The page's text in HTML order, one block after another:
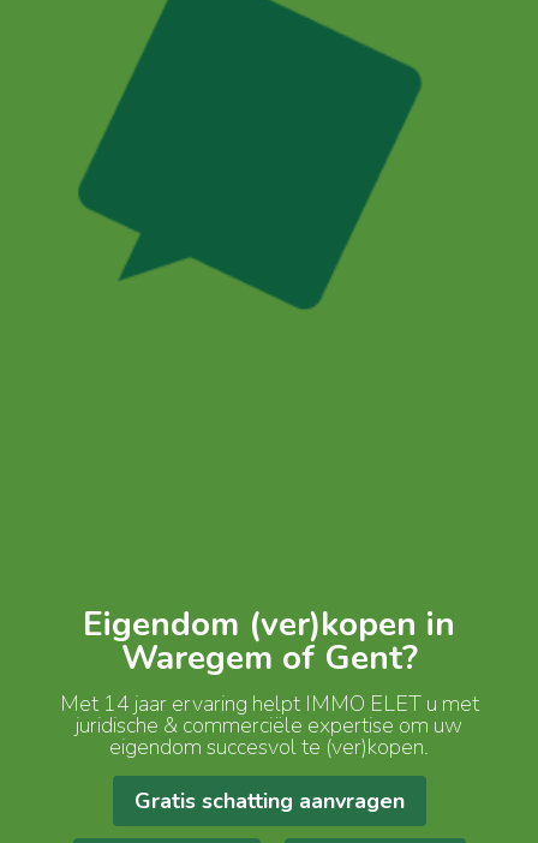
Eigendom (ver)kopen in
Waregem of Gent?
Met 14 jaar ervaring helpt IMMO ELET u met
juridische & commerciële expertise om uw
eigendom succesvol te (ver)kopen.
Gratis schatting aanvragen